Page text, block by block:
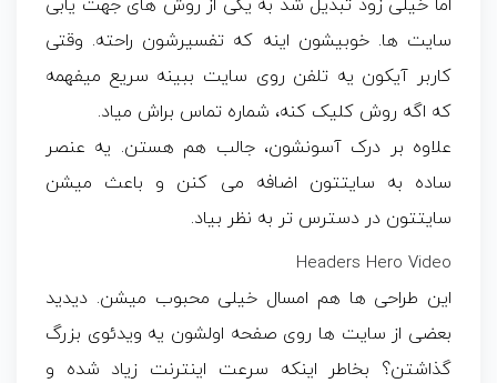
اما خیلی زود تبدیل شد به یکی از روش های جهت یابی
سایت ها. خوبیشون اینه که تفسیرشون راحته. وقتی
کاربر آیکون یه تلفن روی سایت ببینه سریع میفهمه
که اگه روش کلیک کنه، شماره تماس براش میاد.
علاوه بر درک آسونشون، جالب هم هستن. یه عنصر
ساده به سایتتون اضافه می کنن و باعث میشن
سایتتون در دسترس تر به نظر بیاد.
Headers Hero Video
این طراحی ها هم امسال خیلی محبوب میشن. دیدید
بعضی از سایت ها روی صفحه اولشون یه ویدئوی بزرگ
گذاشتن؟ بخاطر اینکه سرعت اینترنت زیاد شده و